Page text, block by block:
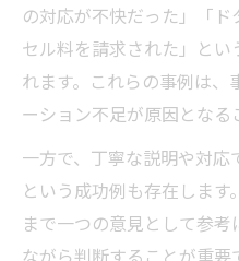
の対応が不快だった」「
セル料を請求された」と
れます。これらの事例は
ーション不足が原因となる
一方で、丁寧な説明や対
という成功例も存在します
まで一つの意見として参
ながら判断することが重要